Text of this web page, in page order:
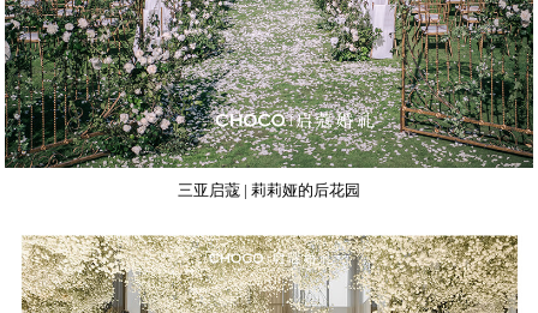
三亚启蔻 | 莉莉娅的后花园